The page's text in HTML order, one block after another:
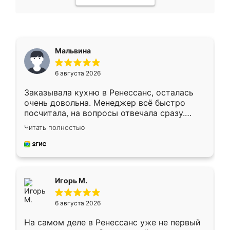
Мальвина
6 августа 2026
Заказывала кухню в Ренессанс, осталась
очень довольна. Менеджер всё быстро
посчитала, на вопросы отвечала сразу.
Замерщик приехал в субботу, подошёл к
делу со всей ответственностью. Собрали
за день, ребята работали аккуратно, даже
Читать полностью
Игорь М.
6 августа 2026
На самом деле в Ренессанс уже не первый